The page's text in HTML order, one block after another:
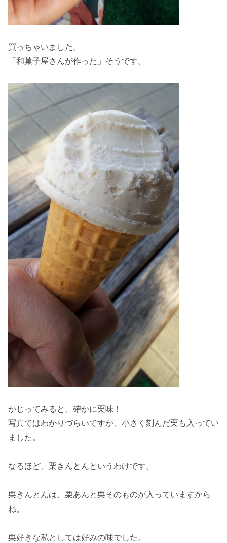
買っちゃいました。
「和菓子屋さんが作った」そうです。
かじってみると、確かに栗味！
写真ではわかりづらいですが、小さく刻んだ栗も入ってい
ました。
なるほど、栗きんとんというわけです。
栗きんとんは、栗あんと栗そのものが入っていますから
ね。
栗好きな私としては好みの味でした。